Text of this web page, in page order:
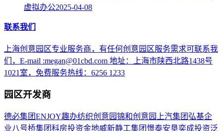
虚拟办公2025-04-08
联系我们
上海创意园区专业服务商，有任何创意园区服务需求可联系我
们，E-mail :megan@01cbd.com 地址：上海市陕西北路1438号
1021室，免费服务热线：6256 1233
园区开发商
德必集团ENJOY趣办纺织创意园锦和创意园 上汽集团 弘基企
业八号桥集团科房投资金地威新静工集团憬泰安垦奕成投资泛